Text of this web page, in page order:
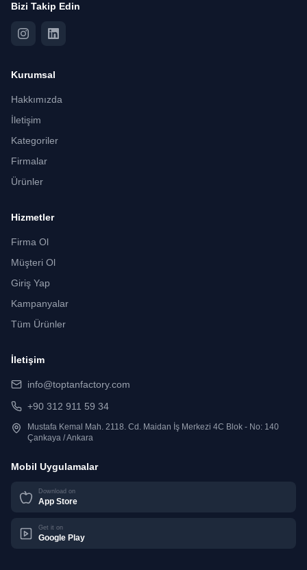
Bizi Takip Edin
Kurumsal
Hakkımızda
İletişim
Kategoriler
Firmalar
Ürünler
Hizmetler
Firma Ol
Müşteri Ol
Giriş Yap
Kampanyalar
Tüm Ürünler
İletişim
info@toptanfactory.com
+90 312 911 59 34
Mustafa Kemal Mah. 2118. Cd. Maidan İş Merkezi 4C Blok - No: 140
Çankaya / Ankara
Mobil Uygulamalar
Download on
App Store
Get it on
Google Play